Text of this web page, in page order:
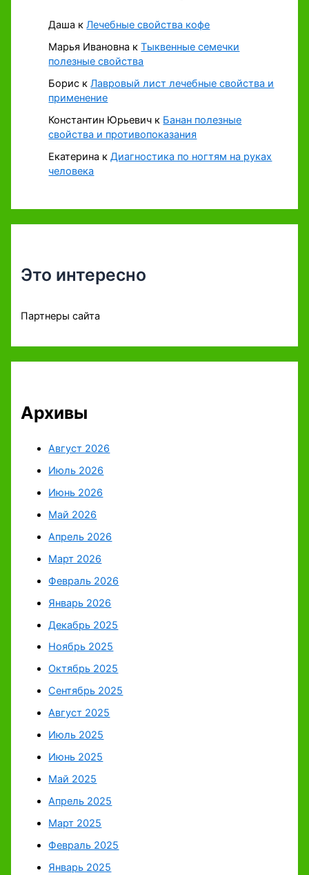
Даша кЛечебные свойства кофе
Марья Ивановна кТыквенные семечки
полезные свойства
Борис кЛавровый лист лечебные свойства и
применение
Константин Юрьевич к Банан полезные
свойства и противопоказания
Екатерина кДиагностика по ногтям на руках
человека
Это интересно
Партнеры сайта
Архивы
Август 2026
Июль 2026
Июнь 2026
Май 2026
Апрель 2026
Март 2026
Февраль 2026
Январь 2026
Декабрь 2025
Ноябрь 2025
Октябрь 2025
Сентябрь 2025
Август 2025
Июль 2025
Июнь 2025
Май 2025
Апрель 2025
Март 2025
Февраль 2025
Январь 2025